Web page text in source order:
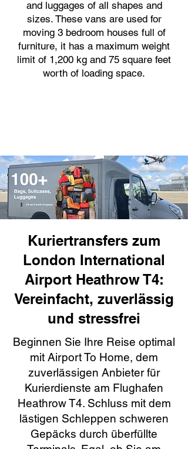
and luggages of all shapes and
sizes. These vans are used for
moving 3 bedroom houses full of
furniture, it has a maximum weight
limit of 1,200 kg and 75 square feet
worth of loading space.
Kuriertransfers zum
London International
Airport Heathrow T4:
Vereinfacht, zuverlässig
und stressfrei
Beginnen Sie Ihre Reise optimal
mit Airport To Home, dem
zuverlässigen Anbieter für
Kurierdienste am Flughafen
Heathrow T4. Schluss mit dem
lästigen Schleppen schweren
Gepäcks durch überfüllte